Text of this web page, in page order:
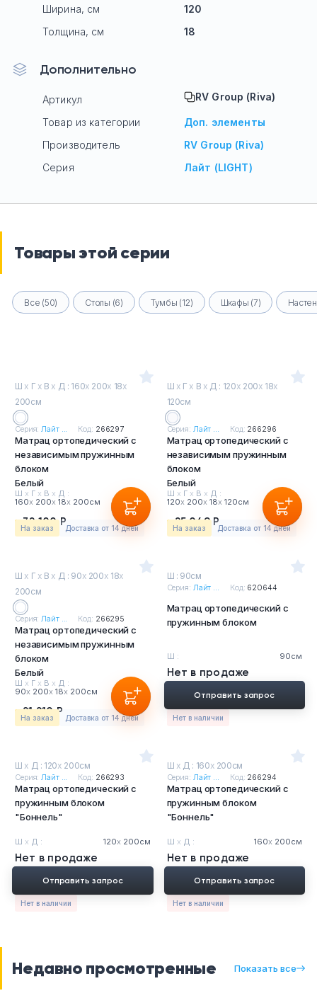
Ширина, см
120
Толщина, см
18
Дополнительно
Артикул RV Group (Riva)
Товар из категории
Доп. элементы
Производитель
RV Group (Riva)
Серия
Лайт (LIGHT)
Товары этой серии
Все (50) Столы (6) Тумбы (12) Шкафы (7)
Ш х Г х В х Д : 160х 200х 18х
200см
Серия:Лайт ... Код: 266297
Матрац ортопедический с
независимым пружинным
блоком
Белый
Ш х Г х В х Д :
160х 200х 18х 200см
32 100 Р
На заказ Доставка от 14 дней
Ш х Г х В х Д : 120х 200х 18х
120см
Серия: Лайт ... Код: 266296
Матрац ортопедический с
независимым пружинным
блоком
Белый
Ш х Г х В х Д :
120х200х18х120см
25 049 Р
На заказ Доставка от 14 дней
Ш х Г х В х Д : 90х 200х 18х
200см
Серия:Лайт ... Код: 266295
Матрац ортопедический с
независимым пружинным
блоком
Белый
Ш х Г х В х Д :
90х 200х 18х 200см
21 210 Р
На заказ Доставка от 14 дней
Ш : 90см
Серия: Лайт ... Код: 620644
Матрац ортопедический с
пружинным блоком
Ш : 90см
Нет в продаже
Нет в наличии
Отправить запрос
Ш х Д : 120х 200см
Серия:Лайт ... Код: 266293
Матрац ортопедический с
пружинным блоком
"Боннель"
Ш х Д : 120х200см
Нет в продаже
Нет в наличии
Отправить запрос
Ш х Д : 160х 200см
Серия: Лайт ... Код: 266294
Матрац ортопедический с
пружинным блоком
"Боннель"
Ш х Д : 160х 200см
Нет в продаже
Нет в наличии
Отправить запрос
Недавно просмотренные Показать все